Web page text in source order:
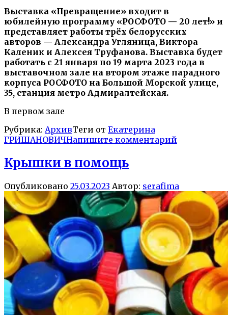
Выставка «Превращение» входит в
юбилейную программу «РОСФОТО — 20 лет!» и
представляет работы трёх белорусских
авторов — Александра Угляница, Виктора
Каленик и Алексея Труфанова. Выставка будет
работать с 21 января по 19 марта 2023 года в
выставочном зале на втором этаже парадного
корпуса РОСФОТО на Большой Морской улице,
35, станция метро Адмиралтейская.
В первом зале
Рубрика: АрхивТеги от Екатерина
ГРИШАНОВИЧНапишите комментарий
Крышки в помощь
Опубликовано 25.03.2023 Автор: serafima